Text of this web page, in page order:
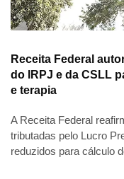
Receita Federal
do IRPJ e da CSLL
e terapia
A Receita Federal
tributadas pelo Lucro
reduzidos para cálculo